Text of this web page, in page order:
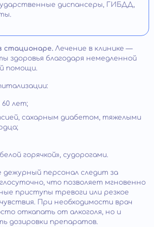
диспансеры, ГИБДД,
стационаре. Лечение в клинике —
здоровья благодаря немедленной
помощи.
лет;
сахарным диабетом, тяжелыми
горячкой», судорогами.
дежурный персонал следит за
что позволяет мгновенно
приступы тревоги или резкое
При необходимости врач
откапать от алкоголя, но и
дозировки препаратов.